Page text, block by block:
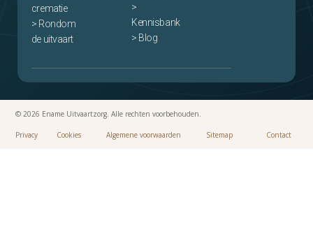
crematie
> Rondom
de uitvaart
>
Kennisbank
> Blog
© 2026 Ename Uitvaartzorg. Alle rechten voorbehouden.
Privacy CookiesAlgemene voorwaarden Sitemap Contact